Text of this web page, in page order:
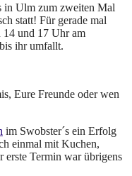
in Ulm zum zweiten Mal
statt! Für gerade mal
14 und 17 Uhr am
ihr umfallt.
Eure Freunde oder wen
im Swobster´s ein Erfolg
einmal mit Kuchen,
Termin war übrigens